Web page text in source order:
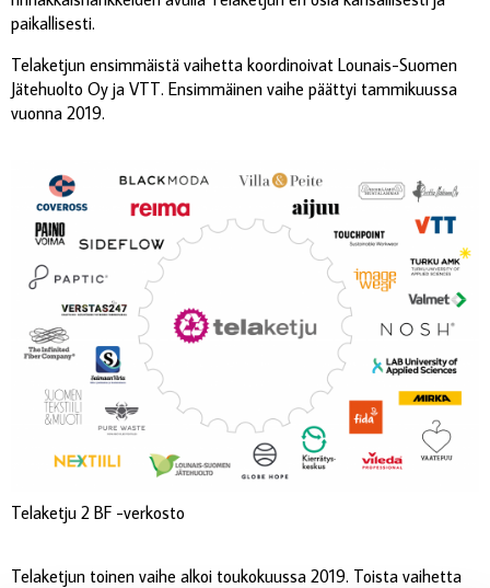
paikallisesti.
Telaketjun ensimmäistä vaihetta koordinoivat Lounais-Suomen
Jätehuolto Oy ja VTT. Ensimmäinen vaihe päättyi tammikuussa
vuonna 2019.
Telaketju 2 BF -verkosto
Telaketjun toinen vaihe alkoi toukokuussa 2019. Toista vaihetta